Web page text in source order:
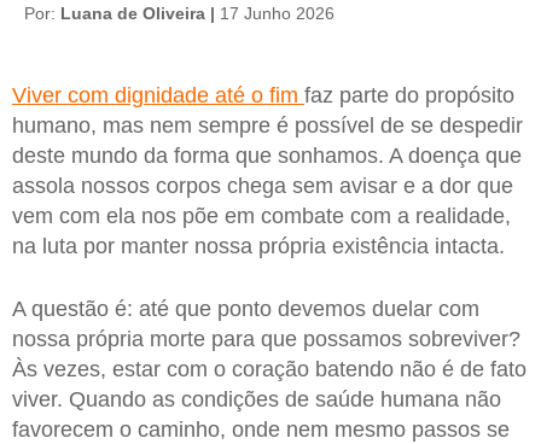
Por: Luana de Oliveira | 17 Junho 2026
Viver com dignidade até o fim faz parte do propósito
humano, mas nem sempre é possível de se despedir
deste mundo da forma que sonhamos. A doença que
assola nossos corpos chega sem avisar e a dor que
vem com ela nos põe em combate com a realidade,
na luta por manter nossa própria existência intacta.
A questão é: até que ponto devemos duelar com
nossa própria morte para que possamos sobreviver?
Às vezes, estar com o coração batendo não é de fato
viver. Quando as condições de saúde humana não
favorecem o caminho, onde nem mesmo passos se